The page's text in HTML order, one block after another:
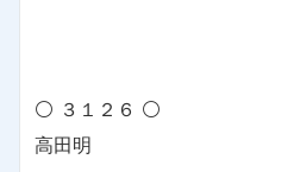
⚪ ３１２６ ⚪
高田明